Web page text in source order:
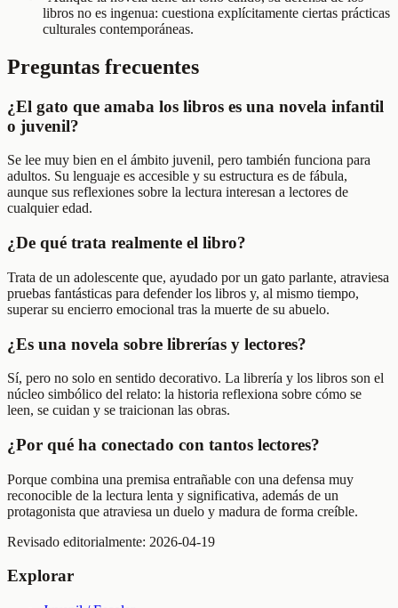
libros no es ingenua: cuestiona explícitamente ciertas prácticas
culturales contemporáneas.
Preguntas frecuentes
¿El gato que amaba los libros es una novela infantil
o juvenil?
Se lee muy bien en el ámbito juvenil, pero también funciona para
adultos. Su lenguaje es accesible y su estructura es de fábula,
aunque sus reflexiones sobre la lectura interesan a lectores de
cualquier edad.
¿De qué trata realmente el libro?
Trata de un adolescente que, ayudado por un gato parlante, atraviesa
pruebas fantásticas para defender los libros y, al mismo tiempo,
superar su encierro emocional tras la muerte de su abuelo.
¿Es una novela sobre librerías y lectores?
Sí, pero no solo en sentido decorativo. La librería y los libros son el
núcleo simbólico del relato: la historia reflexiona sobre cómo se
leen, se cuidan y se traicionan las obras.
¿Por qué ha conectado con tantos lectores?
Porque combina una premisa entrañable con una defensa muy
reconocible de la lectura lenta y significativa, además de un
protagonista que atraviesa un duelo y madura de forma creíble.
Revisado editorialmente: 2026-04-19
Explorar